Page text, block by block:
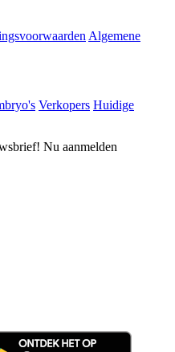
Algemene
Verkopers Huidige
Nu aanmelden